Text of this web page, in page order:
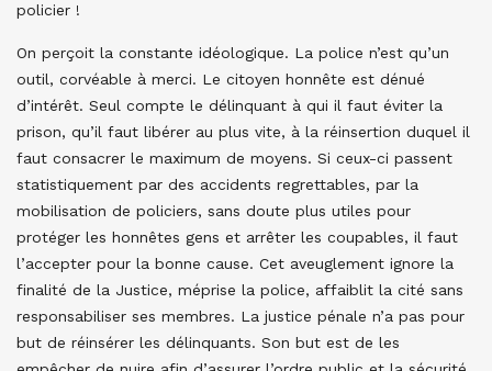
policier !
On perçoit la constante idéologique. La police n’est qu’un
outil, corvéable à merci. Le citoyen honnête est dénué
d’intérêt. Seul compte le délinquant à qui il faut éviter la
prison, qu’il faut libérer au plus vite, à la réinsertion duquel il
faut consacrer le maximum de moyens. Si ceux-ci passent
statistiquement par des accidents regrettables, par la
mobilisation de policiers, sans doute plus utiles pour
protéger les honnêtes gens et arrêter les coupables, il faut
l’accepter pour la bonne cause. Cet aveuglement ignore la
finalité de la Justice, méprise la police, affaiblit la cité sans
responsabiliser ses membres. La justice pénale n’a pas pour
but de réinsérer les délinquants. Son but est de les